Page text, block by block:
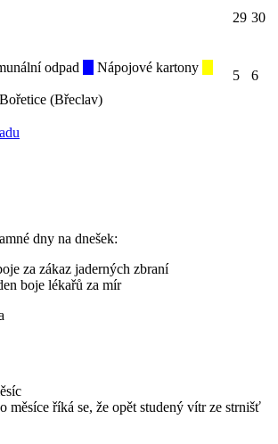
29 30
odpad
Nápojové kartony
Bořetice (Břeclav)
5 6
dny na dnešek:
za zákaz jaderných zbraní
boje lékařů za mír
měsíce říká se, že opět studený vítr ze strnišť